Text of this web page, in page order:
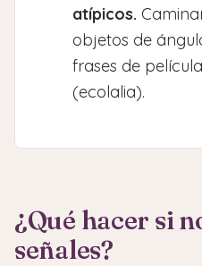
atípicos.
objetos de
frases de
(ecolalia).
¿Qué hacer si
señales?